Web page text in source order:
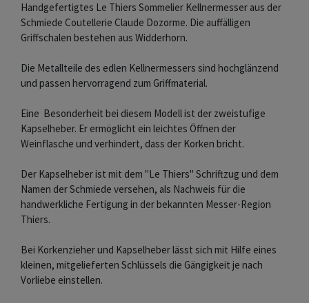
Handgefertigtes Le Thiers Sommelier Kellnermesser aus der
Schmiede Coutellerie Claude Dozorme. Die auffälligen
Griffschalen bestehen aus Widderhorn.
Die Metallteile des edlen Kellnermessers sind hochglänzend
und passen hervorragend zum Griffmaterial.
Eine Besonderheit bei diesem Modell ist der zweistufige
Kapselheber. Er ermöglicht ein leichtes Öffnen der
Weinflasche und verhindert, dass der Korken bricht.
Der Kapselheber ist mit dem "Le Thiers" Schriftzug und dem
Namen der Schmiede versehen, als Nachweis für die
handwerkliche Fertigung in der bekannten Messer-Region
Thiers.
Bei Korkenzieher und Kapselheber lässt sich mit Hilfe eines
kleinen, mitgelieferten Schlüssels die Gängigkeit je nach
Vorliebe einstellen.